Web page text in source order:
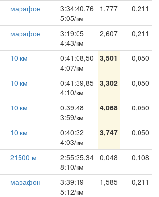
марафон
3:34:40,76
5:05/км
1,777 0,211
марафон
3:19:05
4:43/км
2,607 0,211
10 км
0:41:08,50
4:07/км
3,501 0,050
10 км
0:41:39,85
4:10/км
3,302 0,050
10 км
0:39:48
3:59/км
4,068 0,050
10 км
0:40:32
4:03/км
3,747 0,050
21500 м
2:55:35,34
8:10/км
0,048 0,108
марафон
3:39:19
5:12/км
1,585 0,211